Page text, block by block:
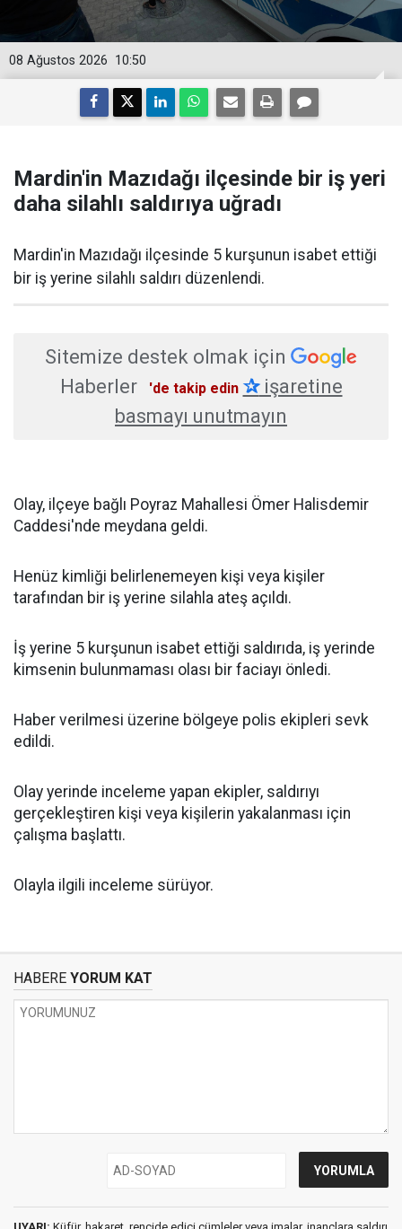
10:50
08 Ağustos 2026
Mardin'in Mazıdağı ilçesinde bir iş yeri
daha silahlı saldırıya uğradı
Mardin'in Mazıdağı ilçesinde 5 kurşunun isabet ettiği
bir iş yerine silahlı saldırı düzenlendi.
Sitemize destek olmak için
Haberler
'de takip edin ✰işaretine
basmayı unutmayın
Olay, ilçeye bağlı Poyraz Mahallesi Ömer Halisdemir
Caddesi'nde meydana geldi.
Henüz kimliği belirlenemeyen kişi veya kişiler
tarafından bir iş yerine silahla ateş açıldı.
İş yerine 5 kurşunun isabet ettiği saldırıda, iş yerinde
kimsenin bulunmaması olası bir faciayı önledi.
Haber verilmesi üzerine bölgeye polis ekipleri sevk
edildi.
Olay yerinde inceleme yapan ekipler, saldırıyı
gerçekleştiren kişi veya kişilerin yakalanması için
çalışma başlattı.
Olayla ilgili inceleme sürüyor.
HABERE YORUM KAT